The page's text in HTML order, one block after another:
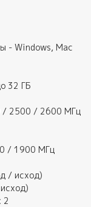
- Windows, Mac
32 ГБ
2500 / 2600 MГц
/ 1900 МГц
/ исход)
2